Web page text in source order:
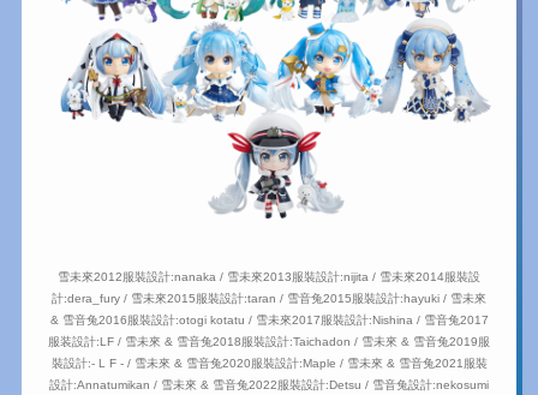
雪未來2012服裝設計:nanaka / 雪未來2013服裝設計:nijita / 雪未來2014服裝設
計:dera_fury / 雪未來2015服裝設計:taran / 雪音兔2015服裝設計:hayuki / 雪未來
& 雪音兔2016服裝設計:otogi kotatu / 雪未來2017服裝設計:Nishina / 雪音兔2017
服装設計:LF / 雪未來 & 雪音兔2018服裝設計:Taichadon / 雪未來 & 雪音兔2019服
裝設計:- L F -/ 雪未來 & 雪音兔2020服裝設計:Maple / 雪未來 & 雪音兔2021服裝
設計:Annatumikan / 雪未來 & 雪音兔2022服裝設計:Detsu / 雪音兔設計:nekosumi